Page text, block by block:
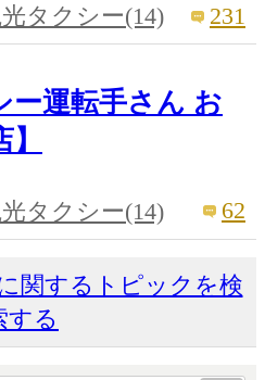
タクシー(14) 231
ー運転手さん お
タクシー(14) 62
関するトピックを検
する